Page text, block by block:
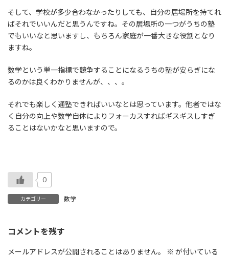
そして、学校が多少合わなかったりしても、自分の居場所を持てれ
ばそれでいいんだと思うんですね。その居場所の一つがうちの塾
でもいいなと思いますし、もちろん家庭が一番大きな役割となり
ますね。
数学という単一指標で競争することになるうちの塾が安らぎにな
るのかは良くわかりませんが、、、。
それでも楽しく通塾できればいいなとは思っています。他者ではな
く自分の向上や数学自体によりフォーカスすればギスギスしすぎ
ることはないかなと思いますので。
0
カテゴリー 数学
コメントを残す
メールアドレスが公開されることはありません。 ※ が付いている